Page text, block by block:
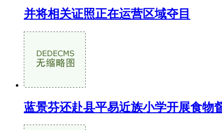
并将相关证照正在运营区域夺目
蓝景芬还赴县平易近族小学开展食物